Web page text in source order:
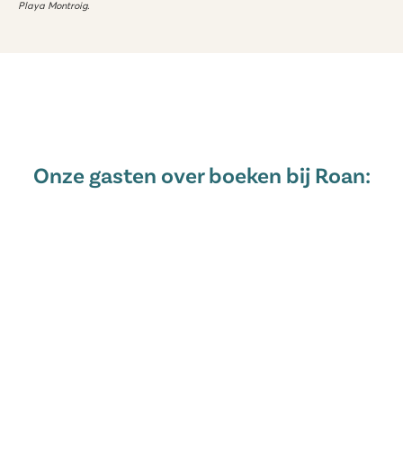
Playa Montroig.
Onze gasten over boeken bij Roan: